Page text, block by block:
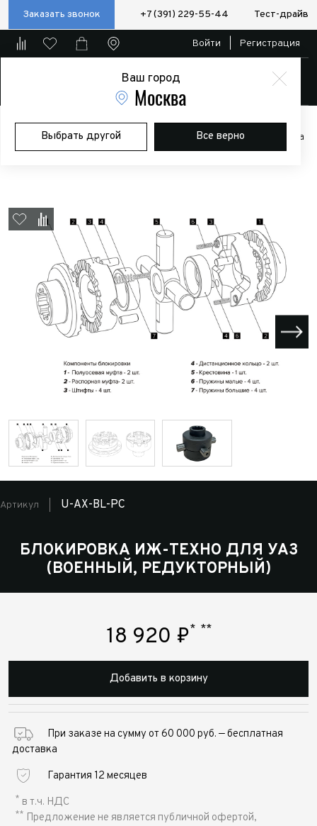
Заказать звонок +7 (391) 229-55-44 Тест-драйв
Ваш город
Москва
Выбрать другой Все верно
Войти Регистрация
Главная Магазин
Дополнительное оборудование
Пневматические/электро блокировки и компрессоры
Блокировка
Иж-Техно для УАЗ (военный, редукторный)
Артикул U-AX-BL-PC
БЛОКИРОВКА ИЖ-ТЕХНО ДЛЯ УАЗ
(ВОЕННЫЙ, РЕДУКТОРНЫЙ)
18 920 ₽* **
Добавить в корзину
При заказе на сумму от 60 000 руб. — бесплатная
доставка
Гарантия 12 месяцев
* в т.ч. НДС
** Предложение не является публичной офертой,